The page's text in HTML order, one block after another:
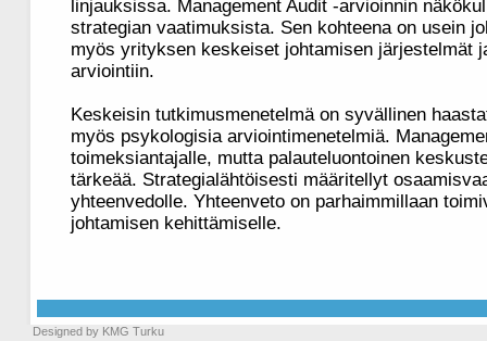
linjauksissa. Management Audit -arvioinnin
strategian vaatimuksista. Sen kohteena on usein
myös yrityksen keskeiset johtamisen järjestelmät
arviointiin.
Keskeisin tutkimusmenetelmä on syvällinen
myös psykologisia arviointimenetelmiä.
toimeksiantajalle, mutta palauteluontoinen
tärkeää. Strategialähtöisesti määritellyt
yhteenvedolle. Yhteenveto on parhaimmillaan
johtamisen kehittämiselle.
Designed by KMG Turku